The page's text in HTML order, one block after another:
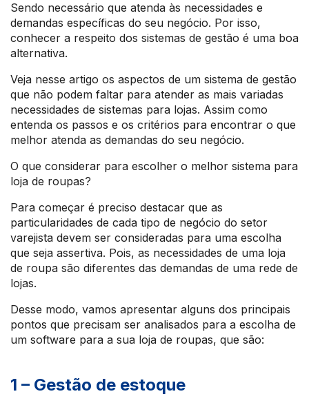
Sendo necessário que atenda às necessidades e
demandas específicas do seu negócio. Por isso,
conhecer a respeito dos sistemas de gestão é uma boa
alternativa.
Veja nesse artigo os aspectos de um sistema de gestão
que não podem faltar para atender as mais variadas
necessidades de sistemas para lojas. Assim como
entenda os passos e os critérios para encontrar o que
melhor atenda as demandas do seu negócio.
O que considerar para escolher o melhor sistema para
loja de roupas?
Para começar é preciso destacar que as
particularidades de cada tipo de negócio do setor
varejista devem ser consideradas para uma escolha
que seja assertiva. Pois, as necessidades de uma loja
de roupa são diferentes das demandas de uma rede de
lojas.
Desse modo, vamos apresentar alguns dos principais
pontos que precisam ser analisados para a escolha de
um software para a sua loja de roupas, que são:
1 – Gestão de estoque